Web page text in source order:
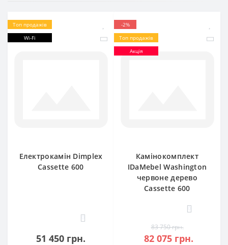
Топ продажів
Wi-Fi
Електрокамін Dimplex
Cassette 600
0
51 450 грн.
-2%
Топ продажів
Акція
Камінокомплект
IDaMebel Washington
червоне дерево
Cassette 600
0
83 750 грн.
82 075 грн.